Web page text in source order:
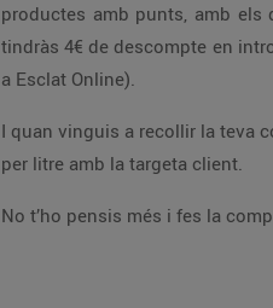
productes amb punts, amb els
tindràs 4€ de descompte en
a Esclat Online).
I quan vinguis a recollir la teva
per litre amb la targeta client.
No t’ho pensis més i fes la